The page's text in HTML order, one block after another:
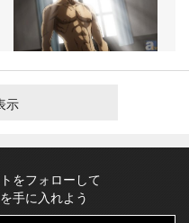
示
をフォローして
手に入れよう